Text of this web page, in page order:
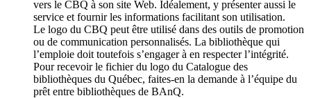
vers le CBQ à son site Web. Idéalement, y présenter aussi le
service et fournir les informations facilitant son utilisation.
Le logo du CBQ peut être utilisé dans des outils de promotion
ou de communication personnalisés. La bibliothèque qui
l’emploie doit toutefois s’engager à en respecter l’intégrité.
Pour recevoir le fichier du logo du Catalogue des
bibliothèques du Québec, faites-en la demande à l’équipe du
prêt entre bibliothèques de BAnQ.